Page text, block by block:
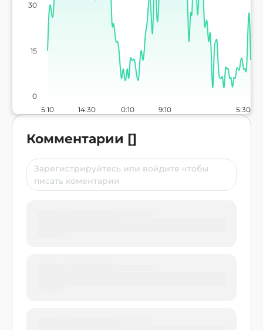
5:10 14:30 0:10 9:10 5:30
0
15
30
Комментарии []